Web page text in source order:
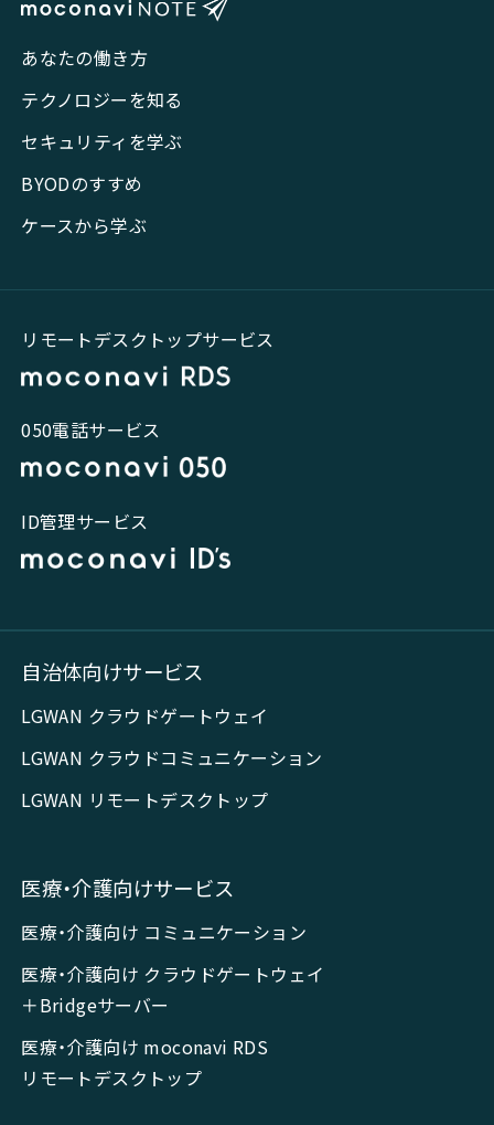
あなたの働き方
テクノロジーを知る
セキュリティを学ぶ
BYODのすすめ
ケースから学ぶ
リモートデスクトップサービス
050電話サービス
ID管理サービス
自治体向けサービス
LGWAN クラウドゲートウェイ
LGWAN クラウドコミュニケーション
LGWAN リモートデスクトップ
医療・介護向けサービス
医療・介護向け コミュニケーション
医療・介護向け クラウドゲートウェイ
＋Bridgeサーバー
医療・介護向け moconavi RDS
リモートデスクトップ